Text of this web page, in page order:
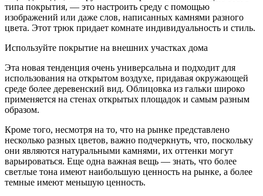
типа покрытия, — это настроить среду с помощью
изображений или даже слов, написанных камнями разного
цвета. Этот трюк придает комнате индивидуальность и стиль.
Используйте покрытие на внешних участках дома
Эта новая тенденция очень универсальна и подходит для
использования на открытом воздухе, придавая окружающей
среде более деревенский вид. Облицовка из гальки широко
применяется на стенах открытых площадок и самым разным
образом.
Кроме того, несмотря на то, что на рынке представлено
несколько разных цветов, важно подчеркнуть, что, поскольку
они являются натуральными камнями, их оттенки могут
варьироваться. Еще одна важная вещь — знать, что более
светлые тона имеют наибольшую ценность на рынке, а более
темные имеют меньшую ценность.